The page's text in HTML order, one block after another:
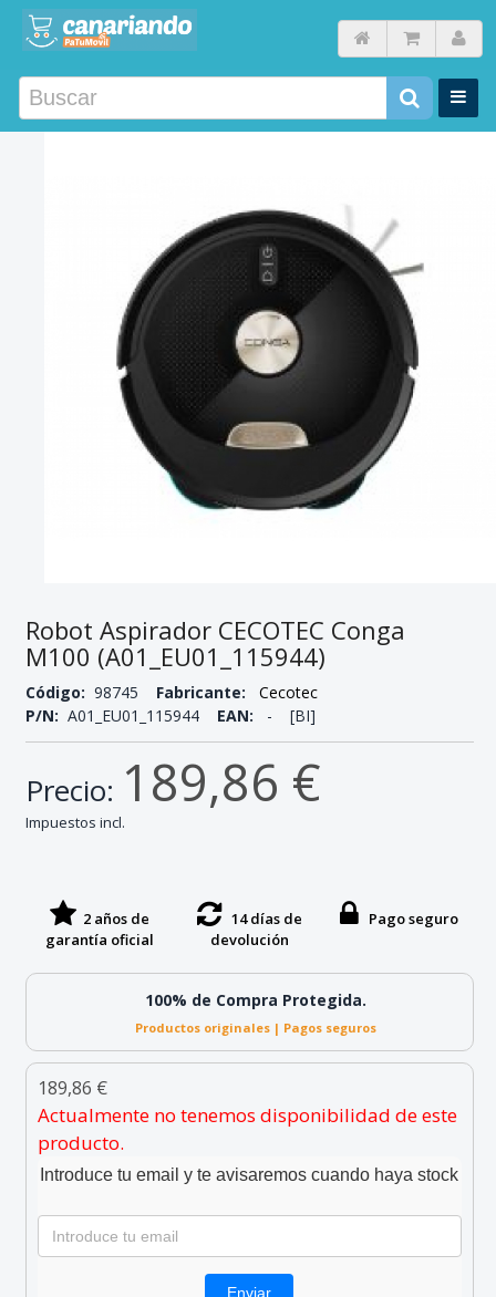
Robot Aspirador CECOTEC Conga
M100 (A01_EU01_115944)
Código: 98745 Fabricante:
Cecotec
P/N: A01_EU01_115944 EAN: - [BI]
Precio: 189,86 €
Impuestos incl.
2 años de
garantía oficial
14 días de
devolución
Pago seguro
100% de Compra Protegida.
Productos originales | Pagos seguros
189,86 €
Actualmente no tenemos disponibilidad de este
producto.
Introduce tu email y te avisaremos cuando haya stock